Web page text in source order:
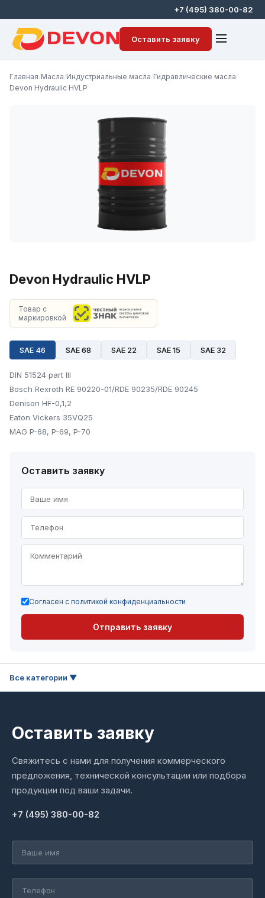
+7 (495) 380-00-82
Оставить заявку
Главная Масла Индустриальные масла Гидравлические масла
Devon Hydraulic HVLP
Devon Hydraulic HVLP
Товар с
маркировкой
SAE 46 SAE 68 SAE 22 SAE 15 SAE 32
DIN 51524 part III
Bosсh Rexroth RE 90220-01/RDE 90235/RDE 90245
Denison HF-0,1,2
Eaton Vickers 35VQ25
MAG P-68, P-69, P-70
Оставить заявку
Согласен с политикой конфиденциальности
Отправить заявку
Оставить заявку
Свяжитесь с нами для получения коммерческого
предложения, технической консультации или подбора
продукции под ваши задачи.
+7 (495) 380-00-82